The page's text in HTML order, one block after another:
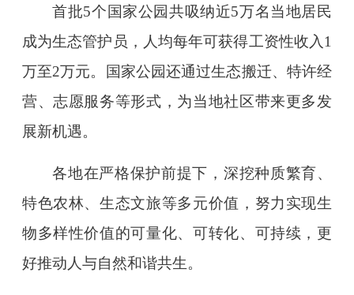
首批5个国家公园共吸纳近5万名当地居民
成为生态管护员，人均每年可获得工资性收入1
万至2万元。国家公园还通过生态搬迁、特许经
营、志愿服务等形式，为当地社区带来更多发
展新机遇。
各地在严格保护前提下，深挖种质繁育、
特色农林、生态文旅等多元价值，努力实现生
物多样性价值的可量化、可转化、可持续，更
好推动人与自然和谐共生。